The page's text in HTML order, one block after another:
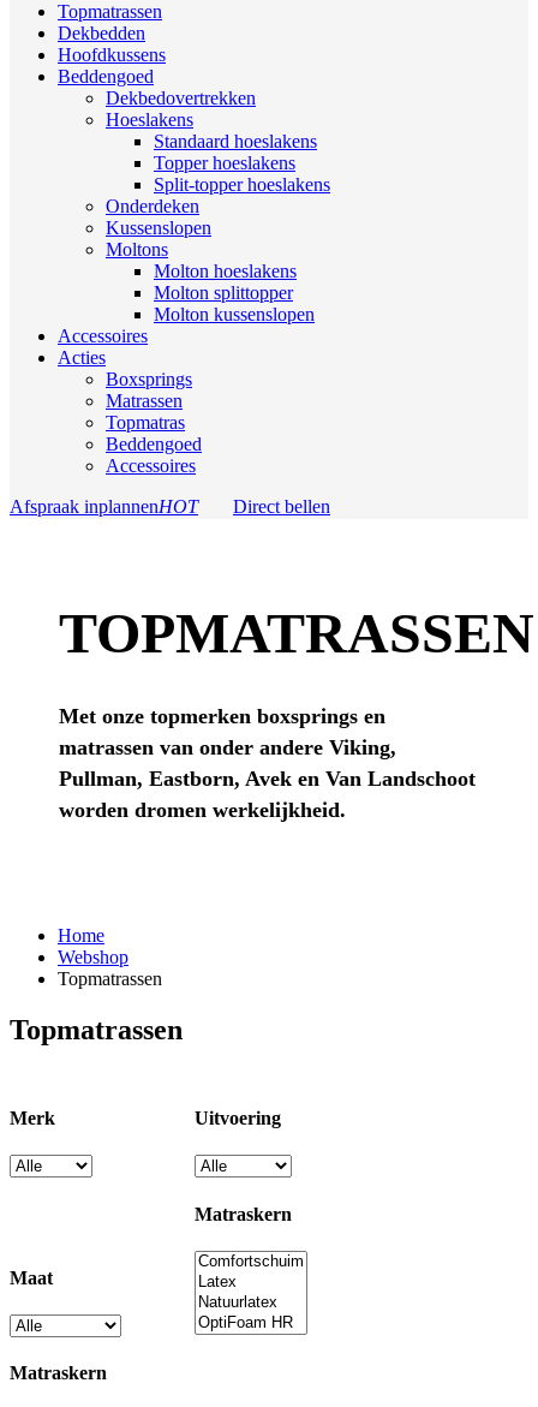
Topmatrassen
Dekbedden
Hoofdkussens
Beddengoed
Dekbedovertrekken
Hoeslakens
Standaard hoeslakens
Topper hoeslakens
Split-topper hoeslakens
Onderdeken
Kussenslopen
Moltons
Molton hoeslakens
Molton splittopper
Molton kussenslopen
Accessoires
Acties
Boxsprings
Matrassen
Topmatras
Beddengoed
Accessoires
Afspraak inplannenHOT Direct bellen
TOPMATRASSEN
Met onze topmerken boxsprings en
matrassen van onder andere Viking,
Pullman, Eastborn, Avek en Van Landschoot
worden dromen werkelijkheid.
Home
Webshop
Topmatrassen
Topmatrassen
Merk Uitvoering
Maat
Matraskern
Matraskern